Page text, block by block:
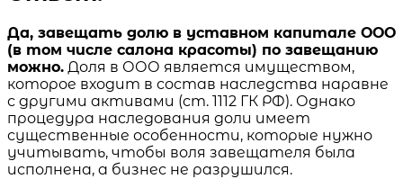
Да, завещать долю в уставном капитале ООО
(в том числе салона красоты) по завещанию
можно. Доля в ООО является имуществом,
которое входит в состав наследства наравне
с другими активами (ст. 1112 ГК РФ). Однако
процедура наследования доли имеет
существенные особенности, которые нужно
учитывать, чтобы воля завещателя была
исполнена, а бизнес не разрушился.